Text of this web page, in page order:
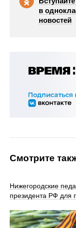
в
новостей
Смотрите
Нижегородские
президента РФ для